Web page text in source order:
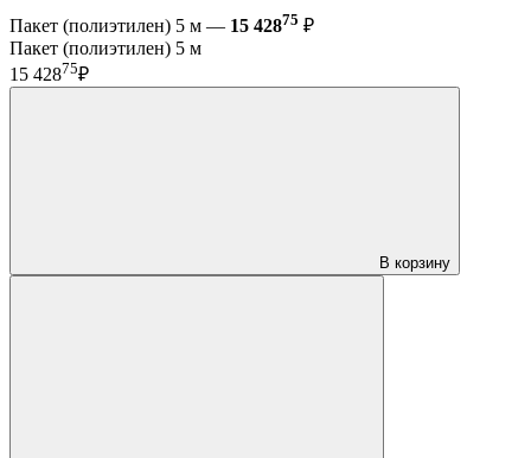
Пакет (полиэтилен) 5 м — 15 42875 ₽
Пакет (полиэтилен) 5 м
15 42875₽
В корзину